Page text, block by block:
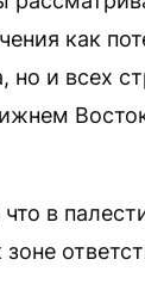
как
но и всех
в